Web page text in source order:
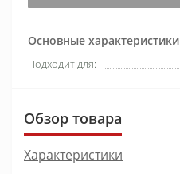
Основные характеристики
Подходит для:
Обзор товара
Характеристики